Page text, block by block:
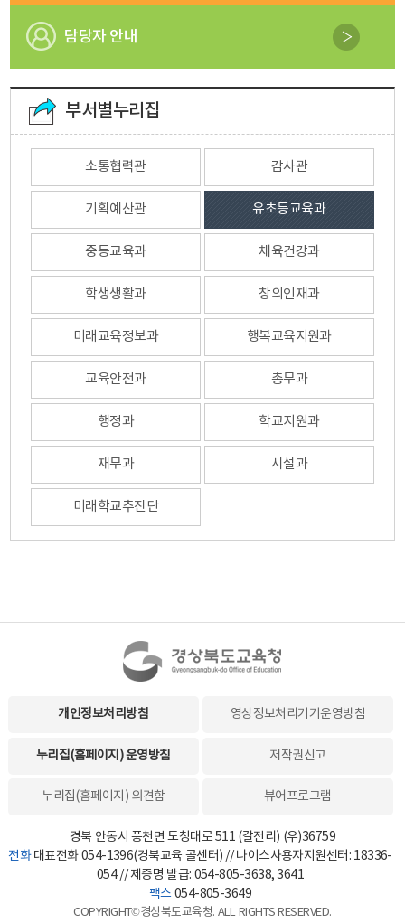
담당자 안내
부서별누리집
소통협력관 감사관
기획예산관 유초등교육과
중등교육과 체육건강과
학생생활과 창의인재과
미래교육정보과 행복교육지원과
교육안전과 총무과
행정과 학교지원과
재무과 시설과
미래학교추진단
개인정보처리방침 영상정보처리기기운영방침
누리집(홈페이지) 운영방침 저작권신고
누리집(홈페이지) 의견함 뷰어프로그램
경북 안동시 풍천면 도청대로 511 (갈전리) (우)36759
전화대표전화 054-1396(경북교육 콜센터) // 나이스사용자지원센터: 18336-
054 // 제증명 발급: 054-805-3638, 3641
팩스054-805-3649
COPYRIGHT©경상북도교육청. ALL RIGHTS RESERVED.